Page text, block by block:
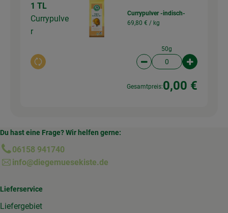
1 TL
Currypulve
r
Auswahl ändern
Currypulver -indisch-
69,80 € / kg
50g
Artikelanzahl
Gesamtpreis:0,00 €
Du hast eine Frage? Wir helfen gerne:
06158 941740
info@diegemuesekiste.de
Lieferservice
Liefergebiet